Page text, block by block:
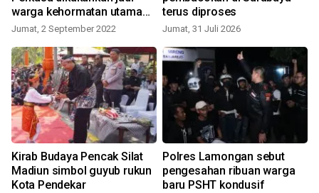
warga kehormatan utama
PSHT
Jumat, 2 September 2022
terus diproses
Jumat, 31 Juli 2026
Kirab Budaya Pencak Silat
Madiun simbol guyub rukun
Kota Pendekar
Polres Lamongan sebut
pengesahan ribuan warga
baru PSHT kondusif